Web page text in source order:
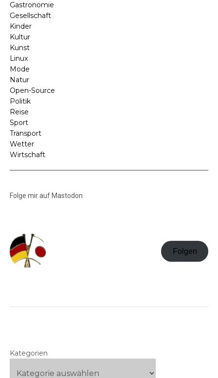
Gastronomie
Gesellschaft
Kinder
Kultur
Kunst
Linux
Mode
Natur
Open-Source
Politik
Reise
Sport
Transport
Wetter
Wirtschaft
Folge mir auf Mastodon
Folgen
Kategorien